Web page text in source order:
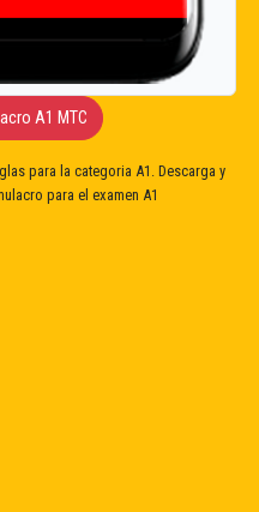
A1 MTC
para la categoria A1. Descarga y
para el examen A1